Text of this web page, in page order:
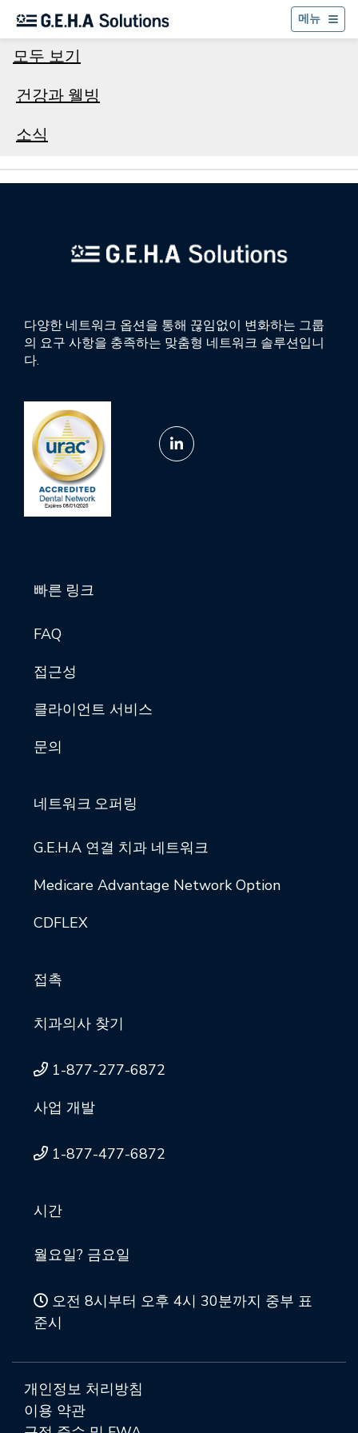
메뉴 뒤
모두 보기
건강과 웰빙
소식
다양한 네트워크 옵션을 통해 끊임없이 변화하는 그룹
의 요구 사항을 충족하는 맞춤형 네트워크 솔루션입니
다.
빠른 링크
FAQ
접근성
클라이언트 서비스
문의
네트워크 오퍼링
G.E.H.A 연결 치과 네트워크
Medicare Advantage Network Option
CDFLEX
접촉
치과의사 찾기
1-877-277-6872
사업 개발
1-877-477-6872
시간
월요일? 금요일
오전 8시부터 오후 4시 30분까지 중부 표
준시
개인정보 처리방침
이용 약관